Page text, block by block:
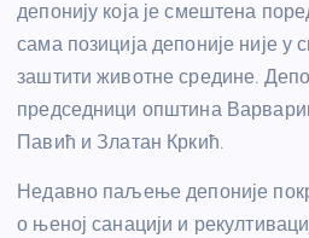
депонију која је смештена
сама позиција депоније није у
заштити животне средине.
председници општина
Павић и Златан Кркић.
Недавно паљење депоније
о њеној санацији и